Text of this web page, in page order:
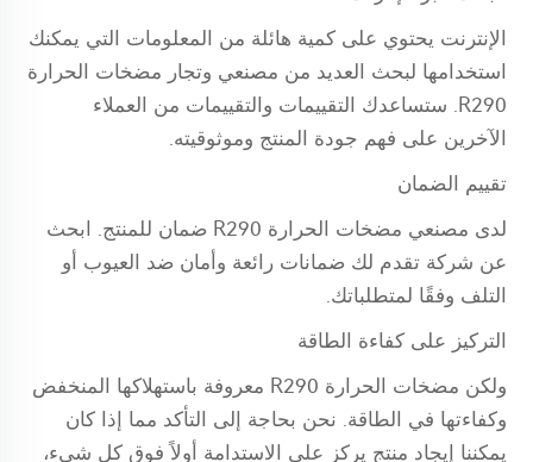
الإنترنت يحتوي على كمية هائلة من المعلومات التي يمكنك
استخدامها لبحث العديد من مصنعي وتجار مضخات الحرارة
R290. ستساعدك التقييمات والتقييمات من العملاء
الآخرين على فهم جودة المنتج وموثوقيته.
تقييم الضمان
لدى مصنعي مضخات الحرارة R290 ضمان للمنتج. ابحث
عن شركة تقدم لك ضمانات رائعة وأمان ضد العيوب أو
التلف وفقًا لمتطلباتك.
التركيز على كفاءة الطاقة
ولكن مضخات الحرارة R290 معروفة باستهلاكها المنخفض
وكفاءتها في الطاقة. نحن بحاجة إلى التأكد مما إذا كان
يمكننا إيجاد منتج يركز على الاستدامة أولاً فوق كل شيء،